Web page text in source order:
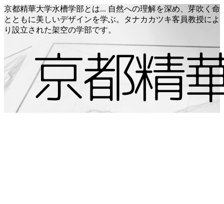
京都精華大学水槽学部とは... 自然への理解を深め、芽吹く命
とともに美しいデザインを学ぶ。タナカカツキ客員教授によ
り設立された架空の学部です。